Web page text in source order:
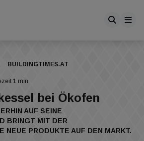
BUILDINGTIMES.AT
1 min
bei Ökofen
AUF SEINE
BRINGT MIT DER
NEUE PRODUKTE AUF DEN MARKT.